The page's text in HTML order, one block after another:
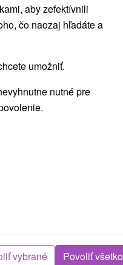
aby zefektívnili
čo naozaj hľadáte a
umožniť.
nutné pre
vybrané Povoliť všetko